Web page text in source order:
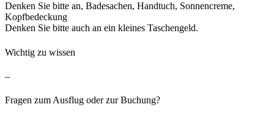
Denken Sie bitte an, Badesachen, Handtuch, Sonnencreme,
Kopfbedeckung
Denken Sie bitte auch an ein kleines Taschengeld.
Wichtig zu wissen
–
Fragen zum Ausflug oder zur Buchung?